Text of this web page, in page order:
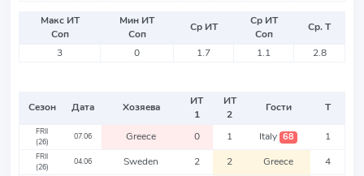
Макс ИТ
Соп
Мин ИТ
Соп
Ср ИТ
Ср ИТ
Соп
Ср. Т
3
0 1.7 1.1 2.8
Сезон Дата Хозяева
ИТ
1
ИТ
2
Гости Т
FRII
(26)
07.06 Greece 0 1 Italy 68 1
FRII
(26)
04.06 Sweden 2 2 Greece 4